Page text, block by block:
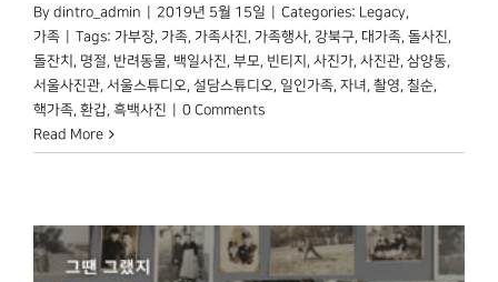
By dintro_admin 2019년 5월 15일 Categories: Legacy,
가족
Tags: 가부장, 가족, 가족사진, 가족행사, 강북구, 대가족, 돌사진,
돌잔치 , 명절, 반려동물, 백일사진, 부모, 빈티지 , 사진가, 사진관, 삼양동,
서울사진관, 서울스튜디오, 설담스튜디오, 일인가족, 자녀 , 촬영, 칠순,
핵가족, 환갑, 흑백사진
0 Comments
Read More